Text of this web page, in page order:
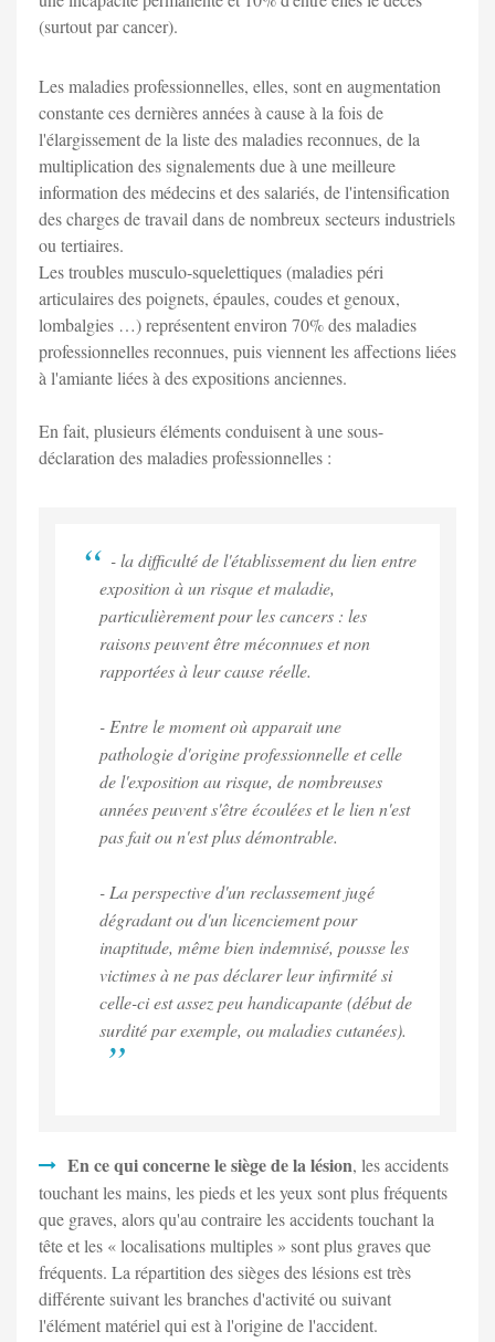
(surtout par cancer).
Les maladies professionnelles, elles, sont en augmentation
constante ces dernières années à cause à la fois de
l'élargissement de la liste des maladies reconnues, de la
multiplication des signalements due à une meilleure
information des médecins et des salariés, de l'intensification
des charges de travail dans de nombreux secteurs industriels
ou tertiaires.
Les troubles musculo-squelettiques (maladies péri
articulaires des poignets, épaules, coudes et genoux,
lombalgies …) représentent environ 70% des maladies
professionnelles reconnues, puis viennent les affections liées
à l'amiante liées à des expositions anciennes.
En fait, plusieurs éléments conduisent à une sous-
déclaration des maladies professionnelles :
- la difficulté de l'établissement du lien entre
exposition à un risque et maladie,
particulièrement pour les cancers : les
raisons peuvent être méconnues et non
rapportées à leur cause réelle.
- Entre le moment où apparait une
pathologie d'origine professionnelle et celle
de l'exposition au risque, de nombreuses
années peuvent s'être écoulées et le lien n'est
pas fait ou n'est plus démontrable.
- La perspective d'un reclassement jugé
dégradant ou d'un licenciement pour
inaptitude, même bien indemnisé, pousse les
victimes à ne pas déclarer leur infirmité si
celle-ci est assez peu handicapante (début de
surdité par exemple, ou maladies cutanées).
En ce qui concerne le siège de la lésion, les accidents
touchant les mains, les pieds et les yeux sont plus fréquents
que graves, alors qu'au contraire les accidents touchant la
tête et les « localisations multiples » sont plus graves que
fréquents. La répartition des sièges des lésions est très
différente suivant les branches d'activité ou suivant
l'élément matériel qui est à l'origine de l'accident.